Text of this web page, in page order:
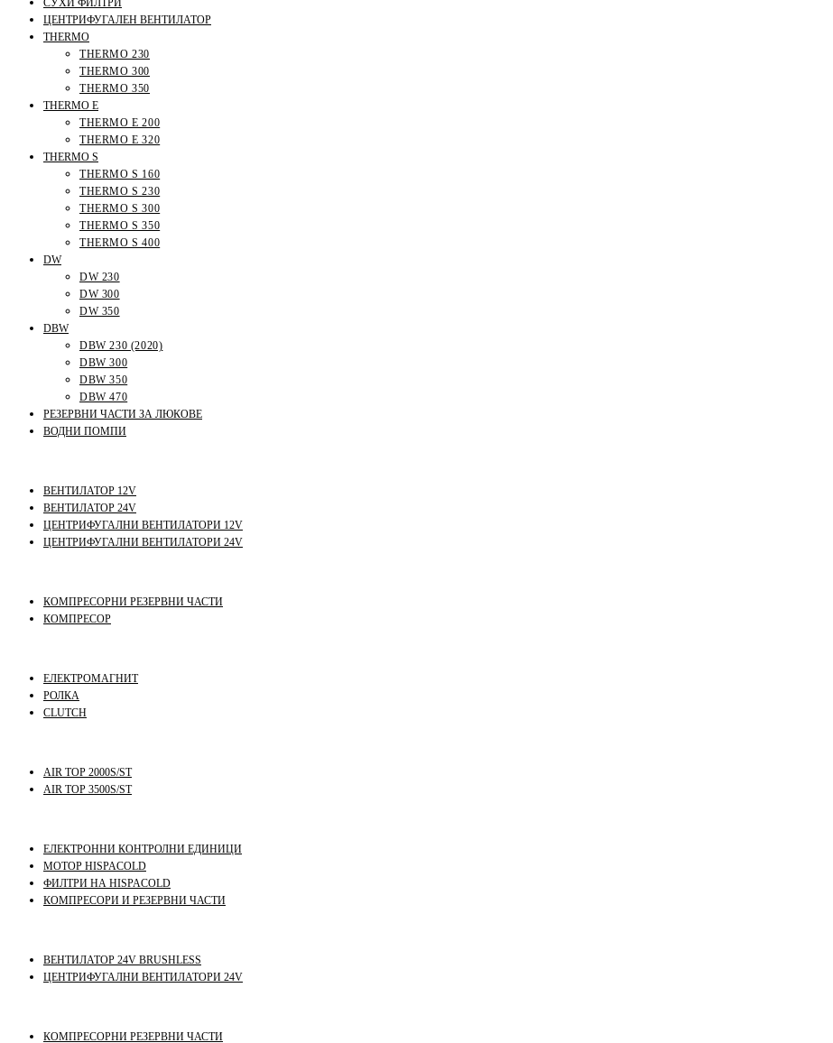
СУХИ ФИЛТРИ
ЦЕНТРИФУГАЛЕН ВЕНТИЛАТОР
THERMO
THERMO 230
THERMO 300
THERMO 350
THERMO E
THERMO E 200
THERMO E 320
THERMO S
THERMO S 160
THERMO S 230
THERMO S 300
THERMO S 350
THERMO S 400
DW
DW 230
DW 300
DW 350
DBW
DBW 230 (2020)
DBW 300
DBW 350
DBW 470
РЕЗЕРВНИ ЧАСТИ ЗА ЛЮКОВЕ
ВОДНИ ПОМПИ
ВЕНТИЛАТОР 12V
ВЕНТИЛАТОР 24V
ЦЕНТРИФУГАЛНИ ВЕНТИЛАТОРИ 12V
ЦЕНТРИФУГАЛНИ ВЕНТИЛАТОРИ 24V
КОМПРЕСОРНИ РЕЗЕРВНИ ЧАСТИ
КОМПРЕСОР
ЕЛЕКТРОМАГНИТ
РОЛКА
CLUTCH
AIR TOP 2000S/ST
AIR TOP 3500S/ST
ЕЛЕКТРОННИ КОНТРОЛНИ ЕДИНИЦИ
МОТОР HISPACOLD
ФИЛТРИ НА HISPACOLD
КОМПРЕСОРИ И РЕЗЕРВНИ ЧАСТИ
ВЕНТИЛАТОР 24V BRUSHLESS
ЦЕНТРИФУГАЛНИ ВЕНТИЛАТОРИ 24V
КОМПРЕСОРНИ РЕЗЕРВНИ ЧАСТИ